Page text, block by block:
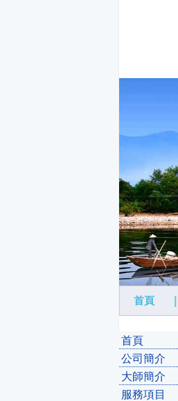
首頁
首頁
公司簡介
大師簡介
服務項目